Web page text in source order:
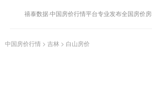
禧泰数据·中国房价行情平台专业发布全国房价
中国房价行情 > 吉林 > 白山房价